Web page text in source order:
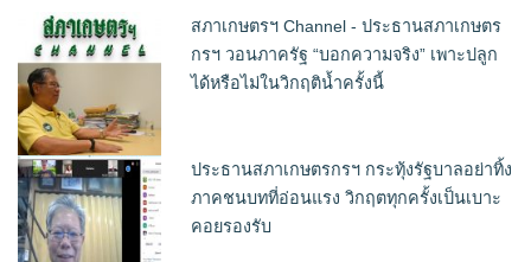
สภาเกษตรฯ Channel - ประธานสภาเกษตร
กรฯ วอนภาครัฐ “บอกความจริง” เพาะปลูก
ได้หรือไม่ในวิกฤติน้ำครั้งนี้
ประธานสภาเกษตรกรฯ กระทุ้งรัฐบาลอย่าทิ้ง
ภาคชนบทที่อ่อนแรง วิกฤตทุกครั้งเป็นเบาะ
คอยรองรับ